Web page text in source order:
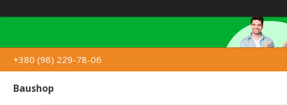
+380 (98) 229-78-06
Baushop